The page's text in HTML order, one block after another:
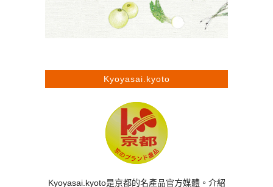
Kyoyasai.kyoto
Kyoyasai.kyoto是京都的名產品官方媒體。介紹